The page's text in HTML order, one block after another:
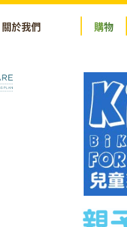
關於我們 購物